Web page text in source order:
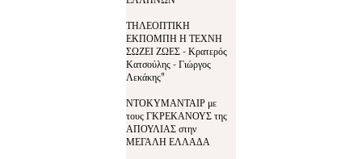
ΤΗΛΕΟΠΤΙΚΗ
ΕΚΠΟΜΠΗ Η ΤΕΧΝΗ
ΣΩΖΕΙ ΖΩΕΣ - Κρατερός
Κατσούλης - Γιώργος
Λεκάκης"
ΝΤΟΚΥΜΑΝΤΑΙΡ με
τους ΓΚΡΕΚΑΝΟΥΣ της
ΑΠΟΥΛΙΑΣ στην
ΜΕΓΑΛΗ ΕΛΛΑΔΑ